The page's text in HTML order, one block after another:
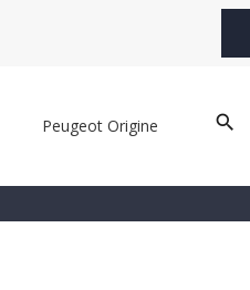
Peugeot Origine search